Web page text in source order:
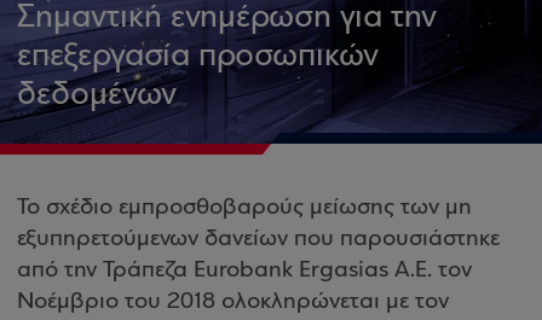
Σημαντική ενημέρωση για την
επεξεργασία προσωπικών
δεδομένων
Το σχέδιο εμπροσθοβαρούς μείωσης των μη
εξυπηρετούμενων δανείων που παρουσιάστηκε
από την Τράπεζα Eurobank Ergasias Α.Ε. τον
Νοέμβριο του 2018 ολοκληρώνεται με τον